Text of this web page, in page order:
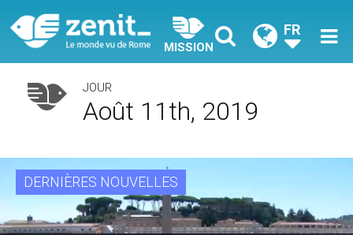
MISSION
FR
JOUR
Août 11th, 2019
DERNIÈRES NOUVELLES